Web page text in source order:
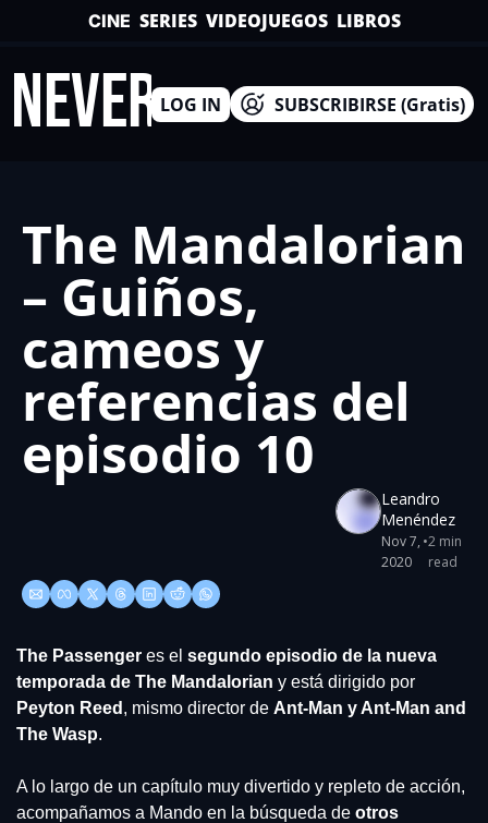
CINE SERIES VIDEOJUEGOS LIBROS
LOG IN SUBSCRIBIRSE (Gratis)
The Mandalorian
– Guiños,
cameos y
referencias del
episodio 10
Leandro
Menéndez
Nov 7,
2020
•2 min
read
The Passenger es el segundo episodio de la nueva
temporada de The Mandalorian
Peyton Reed , mismo director de Ant-Man y Ant-Man and
The Wasp.
A lo largo de un capítulo muy divertido y repleto de acción,
acompañamos a Mando en la búsqueda de otros